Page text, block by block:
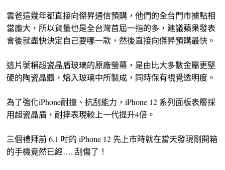
雲爸這幾年都直接向傑昇通信預購，他們的全台門市據點相
當龐大，所以貨量也是全台灣首屆一指的多，建議蘋果發表
會後就盡快決定自己要哪一款，然後直接向傑昇預購最快。
這片號稱超瓷晶盾玻璃的原廠螢幕，是由比大多數金屬更堅
硬的陶瓷晶體，熔入玻璃中所製成，同時保有視覺透明度。
為了強化iPhone耐撞、抗刮能力，iPhone 12 系列面板表層採
用超瓷晶盾，耐摔表現較上一代提升4倍。
三個禮拜前 6.1 吋的 iPhone 12 先上市時就在當天發現剛開箱
的手機竟然已經…..刮傷了！